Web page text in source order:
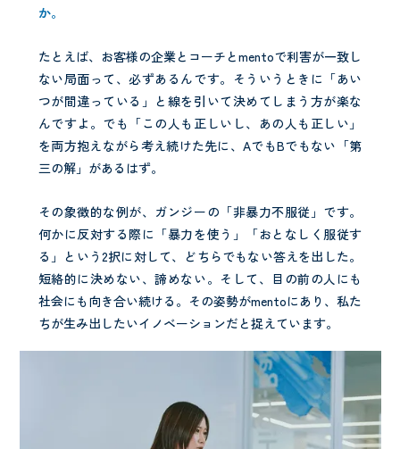
か。
たとえば、お客様の企業とコーチとmentoで利害が一致し
ない局面って、必ずあるんです。そういうときに「あい
つが間違っている」と線を引いて決めてしまう方が楽な
んですよ。でも「この人も正しいし、あの人も正しい」
を両方抱えながら考え続けた先に、AでもBでもない「第
三の解」があるはず。
その象徴的な例が、ガンジーの「非暴力不服従」です。
何かに反対する際に「暴力を使う」「おとなしく服従す
る」という2択に対して、どちらでもない答えを出した。
短絡的に決めない、諦めない。そして、目の前の人にも
社会にも向き合い続ける。その姿勢がmentoにあり、私た
ちが生み出したいイノベーションだと捉えています。